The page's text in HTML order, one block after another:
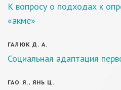
К вопросу о подходах к
«акме»
ГАЛЮК Д. А.
Социальная адаптация
ГАО Я., ЯНЬ Ц.